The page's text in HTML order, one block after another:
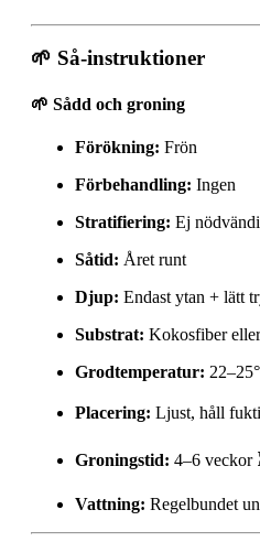
🌱 Så-instruktioner
🌱 Sådd och groning
Förökning: Frön
Förbehandling: Ingen
Stratifiering: Ej
Såtid: Året runt
Djup: Endast ytan + lätt
Substrat: Kokosfiber
Grodtemperatur:
Placering: Ljust, håll
Groningstid: 4–6 veckor
Vattning: Regelbundet